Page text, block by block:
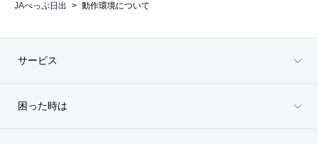
JAべっぷ日出 動作環境について
サービス
困った時は